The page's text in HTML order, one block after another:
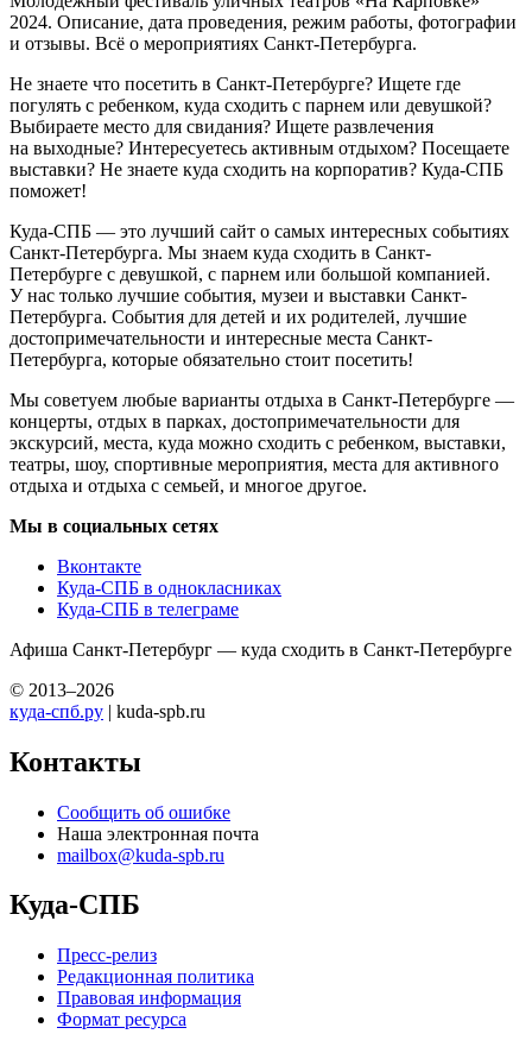
2024. Описание, дата проведения, режим работы, фотографии
и отзывы. Всё о мероприятиях Санкт-Петербурга.
Не знаете что посетить в Санкт-Петербурге? Ищете где
погулять с ребенком, куда сходить с парнем или девушкой?
Выбираете место для свидания? Ищете развлечения
на выходные? Интересуетесь активным отдыхом? Посещаете
выставки? Не знаете куда сходить на корпоратив? Куда-СПБ
поможет!
Куда-СПБ — это лучший сайт о самых интересных событиях
Санкт-Петербурга. Мы знаем куда сходить в Санкт-
Петербурге с девушкой, с парнем или большой компанией.
У нас только лучшие события, музеи и выставки Санкт-
Петербурга. События для детей и их родителей, лучшие
достопримечательности и интересные места Санкт-
Петербурга, которые обязательно стоит посетить!
Мы советуем любые варианты отдыха в Санкт-Петербурге —
концерты, отдых в парках, достопримечательности для
экскурсий, места, куда можно сходить с ребенком, выставки,
театры, шоу, спортивные мероприятия, места для активного
отдыха и отдыха с семьей, и многое другое.
Мы в социальных сетях
Вконтакте
Куда-СПБ в однокласниках
Куда-СПБ в телеграме
Афиша Санкт-Петербург — куда сходить в Санкт-Петербурге
© 2013–2026
куда-спб.ру | kuda-spb.ru
Контакты
Сообщить об ошибке
Наша электронная почта
mailbox@kuda-spb.ru
Куда-СПБ
Пресс-релиз
Редакционная политика
Правовая информация
Формат ресурса